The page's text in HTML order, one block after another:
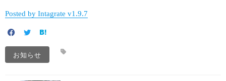
Posted by Intagrate v1.9.7
お知らせ